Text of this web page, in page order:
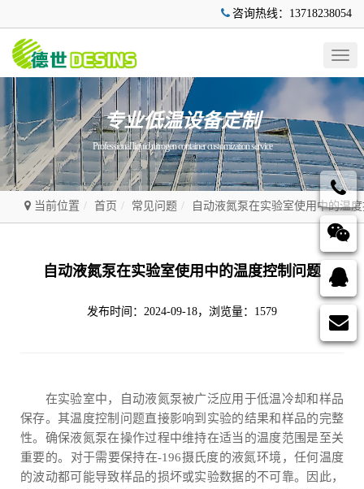
咨询热线：13718238054
专业低温设备定制
Professional liquid nitrogen container customization service
当前位置 首页 常见问题 自动液氮泵在实验室使用中的温
自动液氮泵在实验室使用中的温度控制问题
发布时间：2024-09-18，浏览量：1579
在实验室中，自动液氮泵被广泛应用于低温冷却和样品
保存。其温度控制问题直接影响到实验的结果和样品的完整
性。确保液氮泵在操作过程中维持在适当的温度范围是至关
重要的。对于需要保持在-196摄氏度的液氮环境，任何温度
的波动都可能导致样品的损坏或实验数据的不可靠。因此，